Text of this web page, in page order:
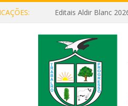
Editais Aldir Blanc